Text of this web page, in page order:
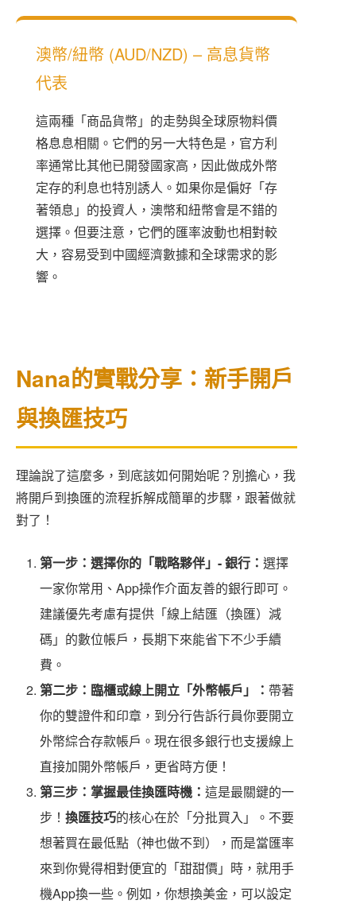
澳幣/紐幣 (AUD/NZD) – 高息貨幣
代表
這兩種「商品貨幣」的走勢與全球原物料價
格息息相關。它們的另一大特色是，官方利
率通常比其他已開發國家高，因此做成外幣
定存的利息也特別誘人。如果你是偏好「存
著領息」的投資人，澳幣和紐幣會是不錯的
選擇。但要注意，它們的匯率波動也相對較
大，容易受到中國經濟數據和全球需求的影
響。
Nana的實戰分享：新手開戶
與換匯技巧
理論說了這麼多，到底該如何開始呢？別擔心，我
將開戶到換匯的流程拆解成簡單的步驟，跟著做就
對了！
第一步：選擇你的「戰略夥伴」- 銀行： 選擇
一家你常用、App操作介面友善的銀行即可。
建議優先考慮有提供「線上結匯（換匯）減
碼」的數位帳戶，長期下來能省下不少手續
費。
第二步：臨櫃或線上開立「外幣帳戶」： 帶著
你的雙證件和印章，到分行告訴行員你要開立
外幣綜合存款帳戶。現在很多銀行也支援線上
直接加開外幣帳戶，更省時方便！
第三步：掌握最佳換匯時機： 這是最關鍵的一
步！ 換匯技巧的核心在於「分批買入」。不要
想著買在最低點（神也做不到），而是當匯率
來到你覺得相對便宜的「甜甜價」時，就用手
機App換一些。例如，你想換美金，可以設定